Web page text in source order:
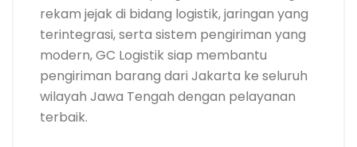
rekam jejak di bidang logistik, jaringan yang
terintegrasi, serta sistem pengiriman yang
modern, GC Logistik siap membantu
pengiriman barang dari Jakarta ke seluruh
wilayah Jawa Tengah dengan pelayanan
terbaik.